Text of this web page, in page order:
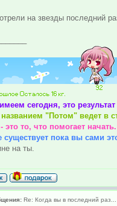
на звезды последний
сегодня, это
"Потом" ведет в
это то, что помогает
существует пока вы сами
на ты.
Re: Когда вы в последний раз...